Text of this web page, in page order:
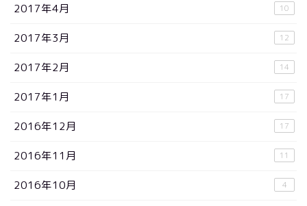
2017年4月 10
2017年3月 12
2017年2月 14
2017年1月 17
2016年12月 17
2016年11月 11
2016年10月 4